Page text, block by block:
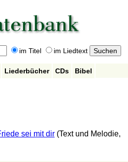
im Titel im Liedtext
Liederbücher CDs
Bibel
sei mit dir (Text und Melodie,